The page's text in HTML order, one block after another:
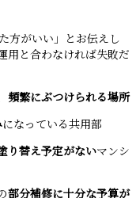
方がいい」とお伝えし
用と合わなければ失敗だ
頻繁にぶつけられる場所
になっている共用部
り替え予定がないマンシ
部分補修に十分な予算が